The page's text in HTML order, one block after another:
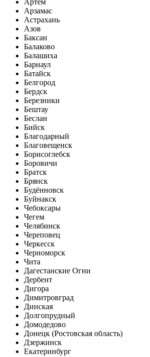
Артём
Арзамас
Астрахань
Азов
Баксан
Балаково
Балашиха
Барнаул
Батайск
Белгород
Бердск
Березники
Бештау
Беслан
Бийск
Благодарный
Благовещенск
Борисоглебск
Боровичи
Братск
Брянск
Будённовск
Буйнакск
Чебоксары
Чегем
Челябинск
Череповец
Черкесск
Черноморск
Чита
Дагестанские Огни
Дербент
Дигора
Димитровград
Динская
Долгопрудный
Домодедово
Донецк (Ростовская область)
Дзержинск
Екатеринбург